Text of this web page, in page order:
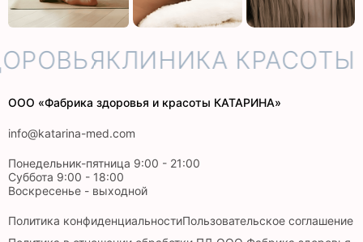
КЛИНИКА КРАСОТЫ
ООО «Фабрика здоровья и красоты КАТАРИНА»
info@katarina-med.com
Понедельник-пятница 9:00 - 21:00
Суббота 9:00 - 18:00
Воскресенье - выходной
Политика конфиденциальностиПользовательское соглашение